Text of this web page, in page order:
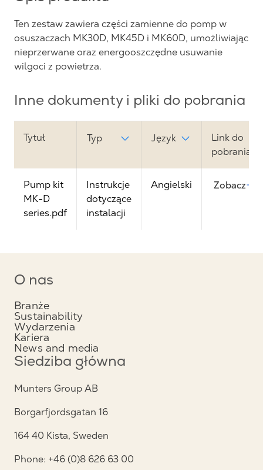
Ten zestaw zawiera części zamienne do pomp w
osuszaczach MK30D, MK45D i MK60D, umożliwiając
nieprzerwane oraz energooszczędne usuwanie
wilgoci z powietrza.
Inne dokumenty i pliki do pobrania
Tytuł Typ Język
Link do
pobrania
Pump kit
MK-D
series.pdf
Instrukcje
dotyczące
instalacji
Angielski Zobacz
O nas
Branże
Sustainability
Wydarzenia
Kariera
News and media
Siedziba główna
Munters Group AB
Borgarfjordsgatan 16
164 40 Kista, Sweden
Phone: +46 (0)8 626 63 00